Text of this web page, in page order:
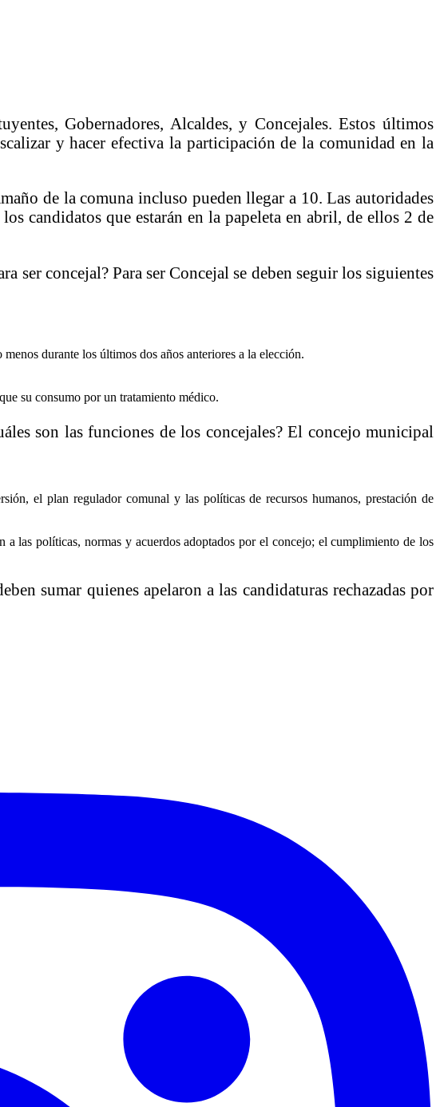
Gobernadores, Alcaldes, y Concejales. Estos últimos
y hacer efectiva la participación de la comunidad en la
de la comuna incluso pueden llegar a 10. Las autoridades
candidatos que estarán en la papeleta en abril, de ellos 2 de
ser concejal? Para ser Concejal se deben seguir los siguientes
durante los últimos dos años anteriores a la elección.
su consumo por un tratamiento médico.
son las funciones de los concejales? El concejo municipal
el plan regulador comunal y las políticas de recursos humanos, prestación de
las políticas, normas y acuerdos adoptados por el concejo; el cumplimiento de los
sumar quienes apelaron a las candidaturas rechazadas por